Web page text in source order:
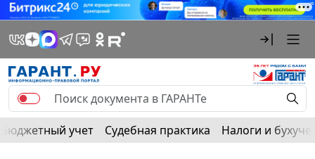
Бюджетный учет Судебная практика Налоги и